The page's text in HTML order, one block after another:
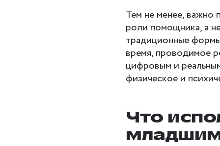
Тем не менее, важно
роли помощника, а
традиционные
время, проводимое
цифровым и
физическое и
Что